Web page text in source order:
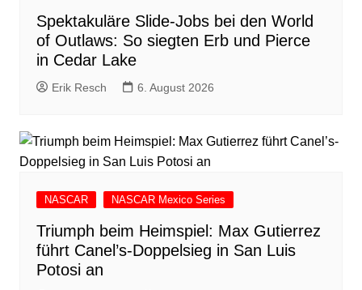
Spektakuläre Slide-Jobs bei den World
of Outlaws: So siegten Erb und Pierce
in Cedar Lake
Erik Resch 6. August 2026
NASCAR NASCAR Mexico Series
Triumph beim Heimspiel: Max Gutierrez
führt Canel’s-Doppelsieg in San Luis
Potosi an